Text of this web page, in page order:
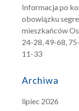
Informacja po
obowiązku
mieszkańców
24-28, 49-68,
11-33
Archiwa
lipiec 2026